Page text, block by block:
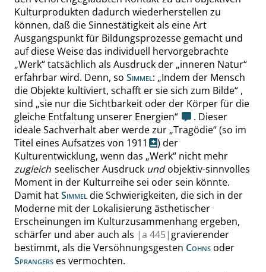
Kulturprodukten dadurch wiederherstellen zu
können, daß die Sinnestätigkeit als eine Art
Ausgangspunkt für Bildungsprozesse gemacht und
auf diese Weise das individuell hervorgebrachte
„Werk“tatsächlich als Ausdruck der „inneren Natur“
erfahrbar wird. Denn, so Simmel: „Indem der Mensch
die Objekte kultiviert, schafft er sie sich zum Bilde“ ,
sind „sie nur die Sichtbarkeit oder der Körper für die
gleiche Entfaltung unserer Energien“ . Dieser
ideale Sachverhalt aber werde zur „Tragödie“(so im
Titel eines Aufsatzes von 1911
) der
Kulturentwicklung, wenn das „Werk“ nicht mehr
zugleich seelischer Ausdruck undobjektiv-sinnvolles
Moment in der Kulturreihe sei oder sein könnte.
Damit hatSimmeldie Schwierigkeiten, die sich in der
Moderne mit der Lokalisierung ästhetischer
Erscheinungen im Kulturzusammenhang ergeben,
schärfer und aber auch als |a 445| gravierender
bestimmt, als die Versöhnungsgesten Cohns oder
Sprangers es vermochten.